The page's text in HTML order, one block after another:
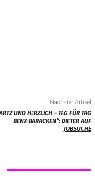
Nächster Artikel
UND HERZLICH – TAG FÜR TAG
BENZ-BARACKEN“: DIETER AUF
JOBSUCHE